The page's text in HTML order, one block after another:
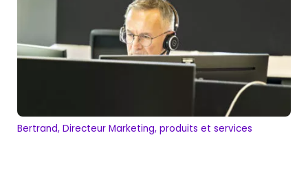
Bertrand, Directeur Marketing, produits et services